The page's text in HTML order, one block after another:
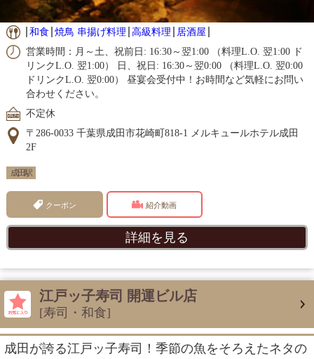
和食 焼鳥 串揚げ料理 高級料理
居酒屋
営業時間：月～土、祝前日: 16:30～翌1:00 （料理L.O. 翌1:00 ド
リンクL.O. 翌1:00） 日、祝日: 16:30～翌0:00 （料理L.O. 翌0:00
ドリンクL.O. 翌0:00） 昼宴会受付中！お時間など気軽にお問い
合わせください。
不定休
〒286-0033 千葉県成田市花崎町818-1 メルキュールホテル成田
2F
成田駅
クーポン 紹介動画
詳細を見る
江戸ッ子寿司 開運ビル店
[寿司・和食]
成田が誇る江戸ッ子寿司！季節の魚をそろえたネタの